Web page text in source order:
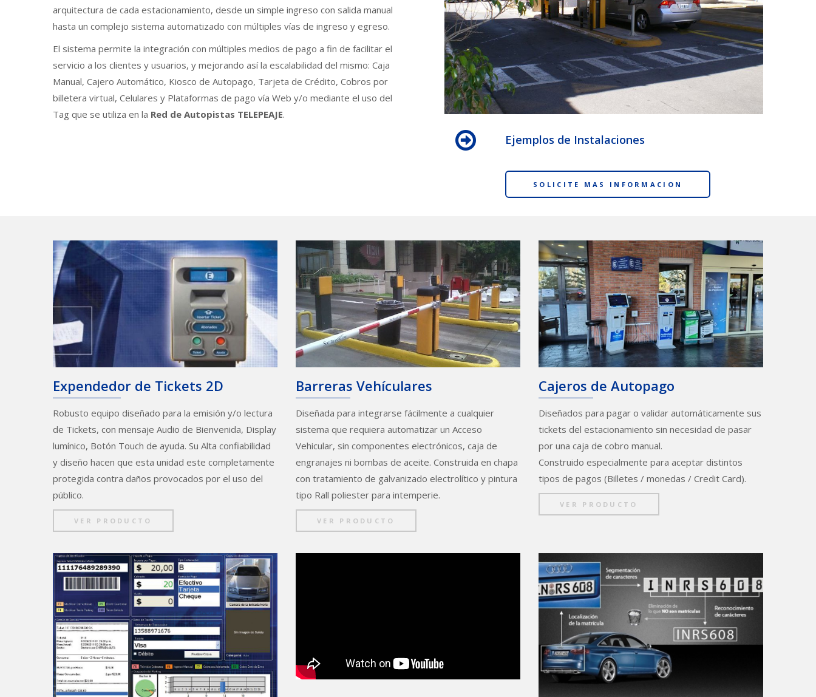
arquitectura de cada estacionamiento, desde un simple ingreso con salida manual
hasta un complejo sistema automatizado con múltiples vías de ingreso y egreso.
El sistema permite la integración con múltiples medios de pago a fin de facilitar el
servicio a los clientes y usuarios, y mejorando así la escalabilidad del mismo: Caja
Manual, Cajero Automático, Kiosco de Autopago, Tarjeta de Crédito, Cobros por
billetera virtual, Celulares y Plataformas de pago vía Web y/o mediante el uso del
Tag que se utiliza en la Red de Autopistas TELEPEAJE.
Ejemplos de Instalaciones
SOLICITE MAS INFORMACION
Expendedor de Tickets 2D
Robusto equipo diseñado para la emisión y/o lectura
de Tickets, con mensaje Audio de Bienvenida, Display
lumínico, Botón Touch de ayuda. Su Alta confiabilidad
y diseño hacen que esta unidad este completamente
protegida contra daños provocados por el uso del
público.
VER PRODUCTO
Barreras Vehículares
Diseñada para integrarse fácilmente a cualquier
sistema que requiera automatizar un Acceso
Vehicular, sin componentes electrónicos, caja de
engranajes ni bombas de aceite. Construida en chapa
con tratamiento de galvanizado electrolítico y pintura
tipo Rall poliester para intemperie.
VER PRODUCTO
Cajeros de Autopago
Diseñados para pagar o validar automáticamente sus
tickets del estacionamiento sin necesidad de pasar
por una caja de cobro manual.
Construido especialmente para aceptar distintos
tipos de pagos (Billetes / monedas / Credit Card).
VER PRODUCTO